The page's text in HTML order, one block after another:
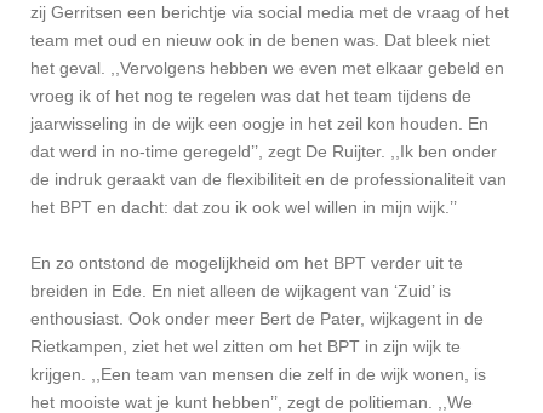
zij Gerritsen een berichtje via social media met de vraag of het
team met oud en nieuw ook in de benen was. Dat bleek niet
het geval. ,,Vervolgens hebben we even met elkaar gebeld en
vroeg ik of het nog te regelen was dat het team tijdens de
jaarwisseling in de wijk een oogje in het zeil kon houden. En
dat werd in no-time geregeld’’, zegt De Ruijter. ,,Ik ben onder
de indruk geraakt van de flexibiliteit en de professionaliteit van
het BPT en dacht: dat zou ik ook wel willen in mijn wijk.’’
En zo ontstond de mogelijkheid om het BPT verder uit te
breiden in Ede. En niet alleen de wijkagent van ‘Zuid’ is
enthousiast. Ook onder meer Bert de Pater, wijkagent in de
Rietkampen, ziet het wel zitten om het BPT in zijn wijk te
krijgen. ,,Een team van mensen die zelf in de wijk wonen, is
het mooiste wat je kunt hebben’’, zegt de politieman. ,,We